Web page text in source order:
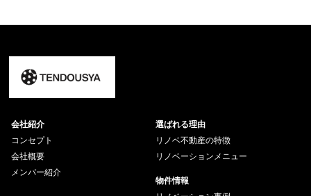
会社紹介
コンセプト
会社概要
メンバー紹介
選ばれる理由
リノベ不動産の特徴
リノベーションメニュー
物件情報